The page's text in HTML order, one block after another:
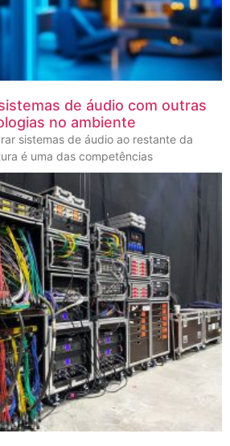
de áudio com outras
no ambiente
sistemas de áudio ao restante da
é uma das competências